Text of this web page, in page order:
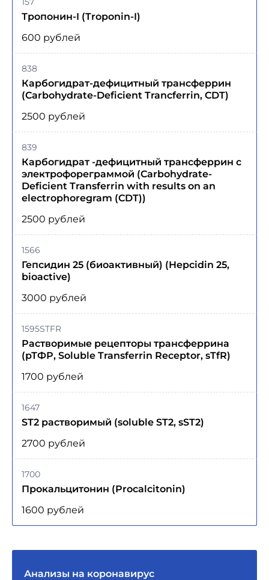
Тропонин-I (Troponin-I)
600 рублей
Карбогидрат-дефицитный трансферрин
(Carbohydrate-Deficient Trancferrin, CDT)
838
2500 рублей
Карбогидрат -дефицитный трансферрин с
электрофореграммой (Carbohydrate-
Deficient Transferrin with results on an
electrophoregram (CDT))
839
2500 рублей
Гепсидин 25 (биоактивный) (Hepcidin 25,
bioactive)
1566
3000 рублей
Растворимые рецепторы трансферрина
(рТФР, Soluble Transferrin Receptor, sTfR)
1595STFR
1700 рублей
ST2 растворимый (soluble ST2, sST2)
1647
2700 рублей
Прокальцитонин (Procalcitonin)
1700
1600 рублей
Анализы на коронавирус